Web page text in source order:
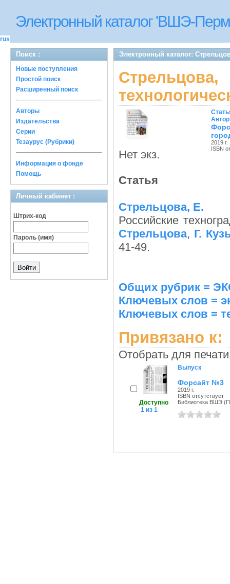
Электронный каталог 'ВШЭ-
rus
Поиск :
Новые поступления
Простой поиск
Расширенный поиск
Авторы
Издательства
Серии
Тезаурус (Рубрики)
Информация о фонде
Помощь
Личный кабинет :
Штрих-код
Пароль (имя)
Электронный каталог:
Нет экз.
2019 г.
ISBN
Статья
Стрельцова, Е.
Российские
Стрельцова, Г.
41-49.
Общих рубрик =
Ключевых слов =
Ключевых слов =
Привязано к:
Отобрать для
Доступно
1 из 1
Выпуск
Форсайт №3
2019 г.
ISBN отсутствует
Библиотека ВШЭ